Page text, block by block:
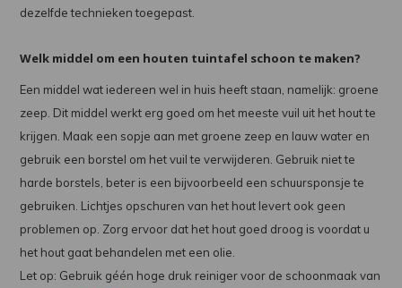
dezelfde technieken toegepast.
Welk middel om een houten tuintafel schoon te maken?
Een middel wat iedereen wel in huis heeft staan, namelijk: groene
zeep. Dit middel werkt erg goed om het meeste vuil uit het hout te
krijgen. Maak een sopje aan met groene zeep en lauw water en
gebruik een borstel om het vuil te verwijderen. Gebruik niet te
harde borstels, beter is een bijvoorbeeld een schuursponsje te
gebruiken. Lichtjes opschuren van het hout levert ook geen
problemen op. Zorg ervoor dat het hout goed droog is voordat u
het hout gaat behandelen met een olie.
Let op: Gebruik géén hoge druk reiniger voor de schoonmaak van